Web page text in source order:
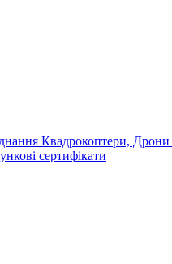
Квадрокоптери, Дрони
сертифікати